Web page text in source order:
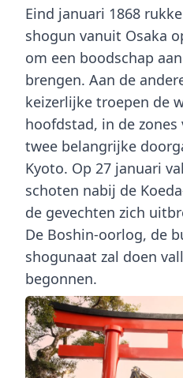
Eind januari 1868
shogun vanuit Osaka
om een boodschap
brengen. Aan de
keizerlijke troepen de
hoofdstad, in de zones
twee belangrijke
Kyoto. Op 27 januari
schoten nabij de
de gevechten zich
De Boshin-oorlog, de
shogunaat zal doen
begonnen.